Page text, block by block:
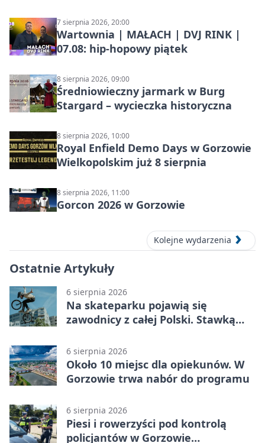
7 sierpnia 2026, 20:00
Wartownia | MAŁACH | DVJ RINK |
07.08: hip-hopowy piątek
8 sierpnia 2026, 09:00
Średniowieczny jarmark w Burg
Stargard – wycieczka historyczna
8 sierpnia 2026, 10:00
Royal Enfield Demo Days w Gorzowie
Wielkopolskim już 8 sierpnia
8 sierpnia 2026, 11:00
Gorcon 2026 w Gorzowie
Kolejne wydarzenia
Ostatnie Artykuły
6 sierpnia 2026
Na skateparku pojawią się
zawodnicy z całej Polski. Stawką
6 sierpnia 2026
Około 10 miejsc dla opiekunów. W
Gorzowie trwa nabór do programu
6 sierpnia 2026
Piesi i rowerzyści pod kontrolą
policjantów w Gorzowie